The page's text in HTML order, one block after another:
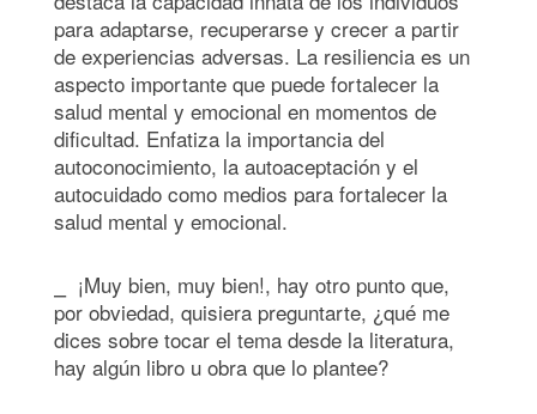
para adaptarse, recuperarse y crecer a partir
de experiencias adversas. La resiliencia es un
aspecto importante que puede fortalecer la
salud mental y emocional en momentos de
dificultad. Enfatiza la importancia del
autoconocimiento, la autoaceptación y el
autocuidado como medios para fortalecer la
salud mental y emocional.
⎯ ¡Muy bien, muy bien!, hay otro punto que,
por obviedad, quisiera preguntarte, ¿qué me
dices sobre tocar el tema desde la literatura,
hay algún libro u obra que lo plantee?